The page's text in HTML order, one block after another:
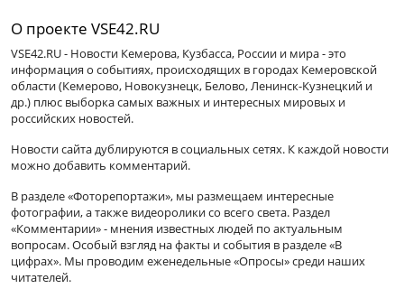
О проекте VSE42.RU
VSE42.RU - Новости Кемерова, Кузбасса, России и мира - это
информация о событиях, происходящих в городах Кемеровской
области (Кемерово, Новокузнецк, Белово, Ленинск-Кузнецкий и
др.) плюс выборка самых важных и интересных мировых и
российских новостей.
Новости сайта дублируются в социальных сетях. К каждой новости
можно добавить комментарий.
В разделе «Фоторепортажи», мы размещаем интересные
фотографии, а также видеоролики со всего света. Раздел
«Комментарии» - мнения известных людей по актуальным
вопросам. Особый взгляд на факты и события в разделе «В
цифрах». Мы проводим еженедельные «Опросы» среди наших
читателей.